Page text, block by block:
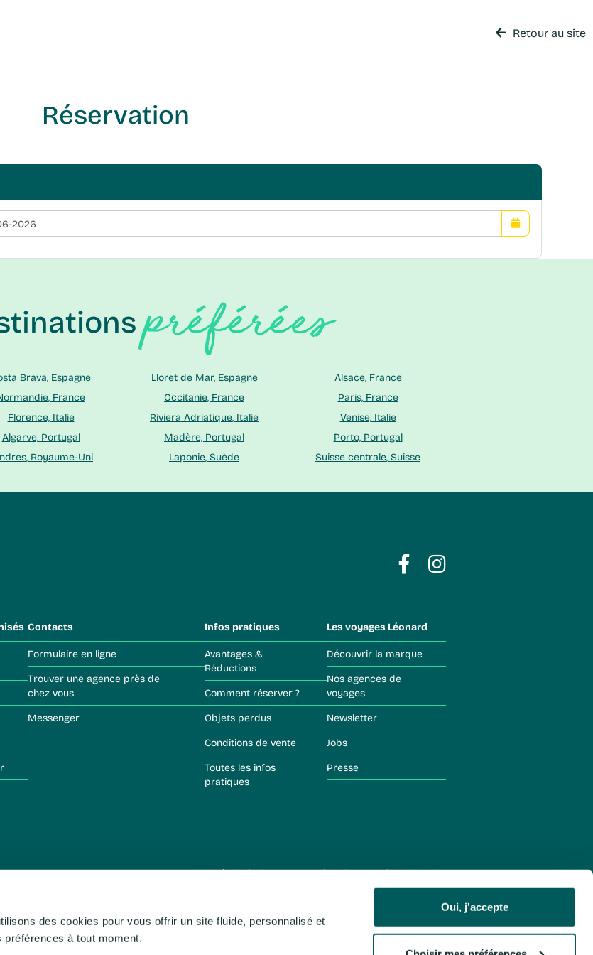
à tout moment.
Oui, j'accepte
Retour au site
Réservation
préférées
Brava, Espagne Lloret de Mar, Espagne
Alsace, France
France Occitanie, France
Paris, France
Florence, Italie Riviera Adriatique, Italie
Venise, Italie
Algarve, Portugal Madère, Portugal
Porto, Portugal
Royaume-Uni Laponie, Suède Suisse centrale, Suisse
Contacts
Formulaire en ligne
Trouver une agence près de
chez vous
Messenger
Infos pratiques
Avantages &
Réductions
Comment réserver ?
Objets perdus
Conditions de vente
Toutes les infos
pratiques
Les voyages Léonard
Découvrir la marque
Nos agences de
voyages
Newsletter
Jobs
Presse
© 2026 Léo évasionby Les voyages Léonard- N°entreprise : 0420.348.114